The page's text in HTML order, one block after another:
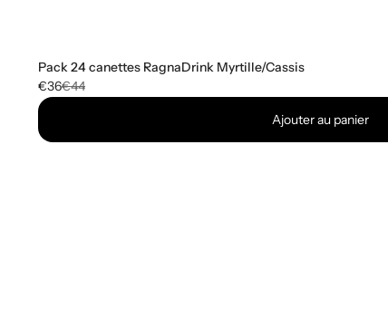
Pack 24 canettes RagnaDrink Myrtille/Cassis
€36€44
Ajouter au panier